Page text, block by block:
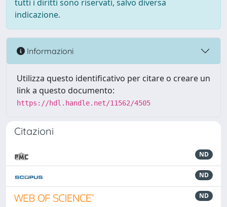
tutti i diritti sono riservati, salvo diversa
indicazione.
Informazioni
Utilizza questo identificativo per citare o creare un
link a questo documento:
https://hdl.handle.net/11562/4505
Citazioni
ND
ND
ND